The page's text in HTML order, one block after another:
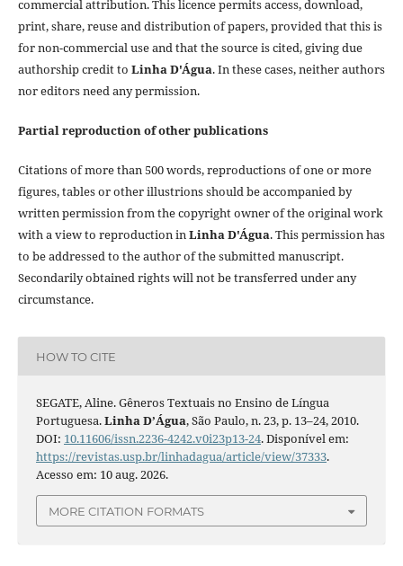
commercial attribution. This licence permits access, download,
print, share, reuse and distribution of papers, provided that this is
for non-commercial use and that the source is cited, giving due
authorship credit to Linha D'Água. In these cases, neither authors
nor editors need any permission.
Partial reproduction of other publications
Citations of more than 500 words, reproductions of one or more
figures, tables or other illustrions should be accompanied by
written permission from the copyright owner of the original work
with a view to reproduction inLinha D'Água. This permission has
to be addressed to the author of the submitted manuscript.
Secondarily obtained rights will not be transferred under any
circumstance.
HOW TO CITE
SEGATE, Aline. Gêneros Textuais no Ensino de Língua
Portuguesa.Linha D’Água, São Paulo, n. 23, p. 13–24, 2010.
DOI: 10.11606/issn.2236-4242.v0i23p13-24. Disponível em:
https://revistas.usp.br/linhadagua/article/view/37333.
Acesso em: 10 aug. 2026.
MORE CITATION FORMATS